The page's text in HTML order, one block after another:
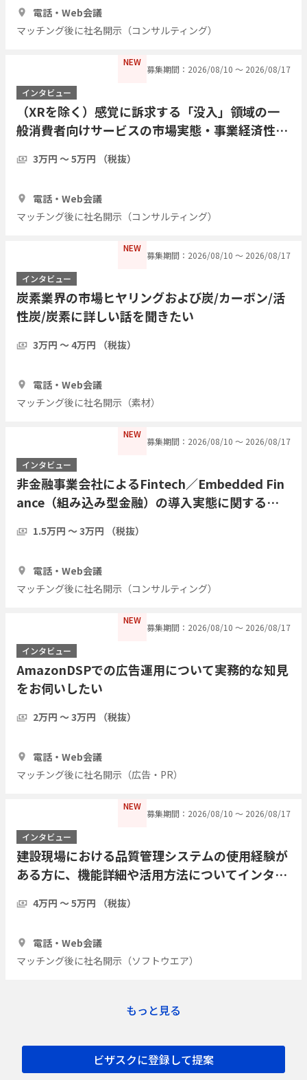
電話・Web会議
マッチング後に社名開示（コンサルティング）
NEW
募集期間：2026/08/10 〜 2026/08/17
インタビュー
（XRを除く）感覚に訴求する「没入」領域の一
般消費者向けサービスの市場実態・事業経済性・
3万円 〜 5万円 （税抜）
電話・Web会議
マッチング後に社名開示（コンサルティング）
NEW
募集期間：2026/08/10 〜 2026/08/17
インタビュー
炭素業界の市場ヒヤリングおよび炭/カーボン/活
性炭/炭素に詳しい話を聞きたい
3万円 〜 4万円 （税抜）
電話・Web会議
マッチング後に社名開示（素材）
NEW
募集期間：2026/08/10 〜 2026/08/17
インタビュー
非金融事業会社によるFintech／Embedded Fin
ance（組み込み型金融）の導入実態に関するイ
1.5万円 〜 3万円 （税抜）
電話・Web会議
マッチング後に社名開示（コンサルティング）
NEW
募集期間：2026/08/10 〜 2026/08/17
インタビュー
AmazonDSPでの広告運用について実務的な知見
をお伺いしたい
2万円 〜 3万円 （税抜）
電話・Web会議
マッチング後に社名開示（広告・PR）
NEW
募集期間：2026/08/10 〜 2026/08/17
インタビュー
建設現場における品質管理システムの使用経験が
ある方に、機能詳細や活用方法についてインタビ
4万円 〜 5万円 （税抜）
電話・Web会議
マッチング後に社名開示（ソフトウエア）
もっと見る
ビザスクに登録して提案